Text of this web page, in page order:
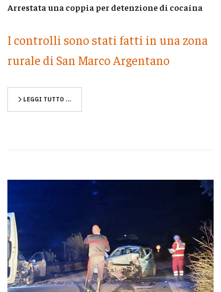
Arrestata una coppia per detenzione di cocaina
I controlli sono stati fatti in una zona
rurale di San Marco Argentano
LEGGI TUTTO …